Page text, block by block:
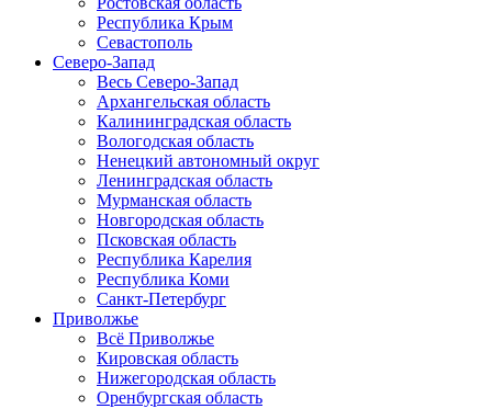
Республика Крым
Севастополь
Северо-Запад
Весь Северо-Запад
Архангельская область
Калининградская область
Вологодская область
Ненецкий автономный округ
Ленинградская область
Мурманская область
Новгородская область
Псковская область
Республика Карелия
Республика Коми
Санкт-Петербург
Приволжье
Всё Приволжье
Кировская область
Нижегородская область
Оренбургская область